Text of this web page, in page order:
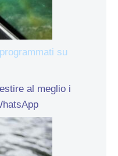
su
al meglio i